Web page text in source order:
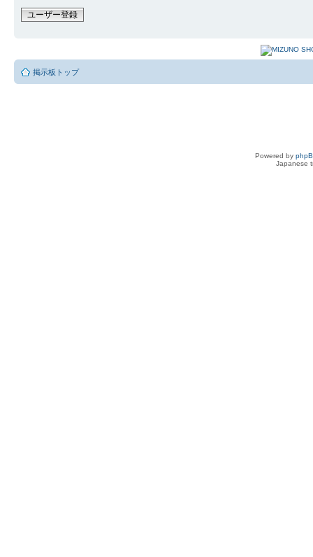
ユーザー登録
掲示板トップ
Powered by
Japanese